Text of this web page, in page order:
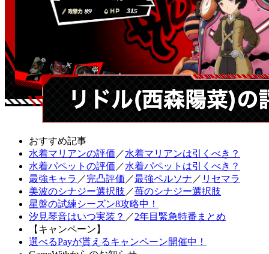
おすすめ記事
水着マリアンの評価 ／水着マリアンは引くべき？
水着パペットの評価 ／水着パペットは引くべき？
最強キャラ ／完凸評価 ／最強ペルソナ ／ リセマラ
美波のシナジー選択肢 ／苺のシナジー選択肢
星盤の試練シーズン8攻略中！
汐見琴音はいつ実装？ ／2年目緊急特番まとめ
【キャンペーン】
選べるPayが貰えるキャンペーン開催中！